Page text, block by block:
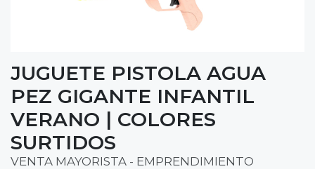
JUGUETE PISTOLA AGUA
PEZ GIGANTE INFANTIL
VERANO | COLORES
SURTIDOS
VENTA MAYORISTA - EMPRENDIMIENTO